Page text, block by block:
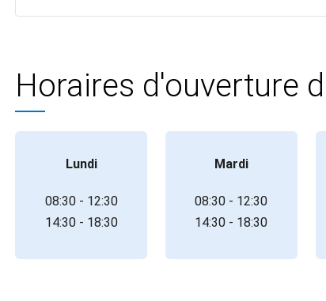
Horaires d'ouverture
Lundi
08:30 - 12:30
14:30 - 18:30
Mardi
08:30 - 12:30
14:30 - 18:30